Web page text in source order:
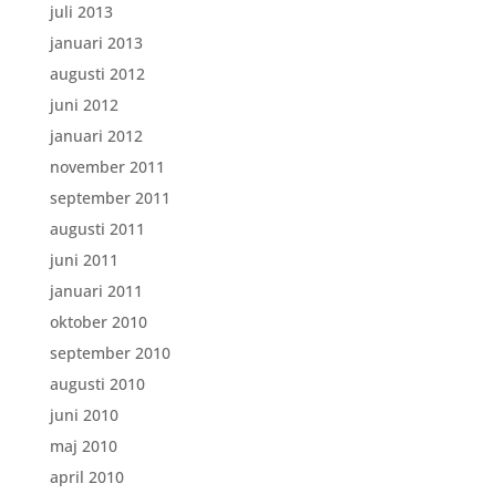
juli 2013
januari 2013
augusti 2012
juni 2012
januari 2012
november 2011
september 2011
augusti 2011
juni 2011
januari 2011
oktober 2010
september 2010
augusti 2010
juni 2010
maj 2010
april 2010